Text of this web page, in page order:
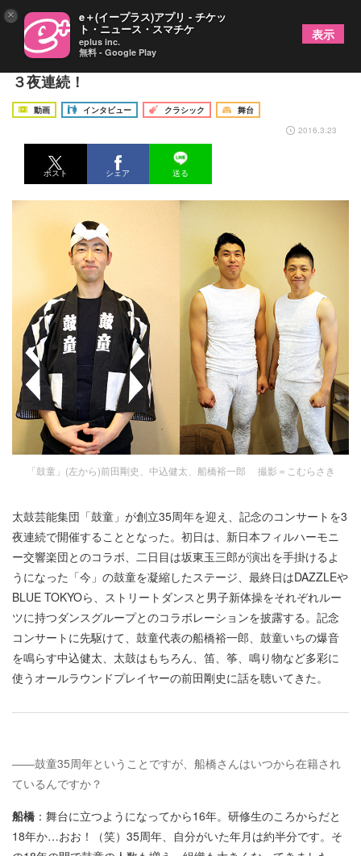
35年間の想いを込めて…鼓童創立記念コンサートは
３夜連続！
動画 インタビュー クラシック
舞台
2016.3.23
ポスト シェア 送る
「鼓童」(左から)前田剛史、中込健太、船橋裕一郎 撮影＝こむらさき
太鼓芸能集団「鼓童」が創立35周年を迎え、記念のコンサートを3
夜連続で開催することとなった。初日は、新日本フィルハーモニ
ー交響楽団とのコラボ、二日目は坂東玉三郎が演出を手掛けるよ
うになった「今」の鼓童を凝縮したステージ、最終日はDAZZLEや
BLUE TOKYOら、ストリートダンスと男子新体操をそれぞれルー
ツに持つダンスグループとのコラボレーションを披露する。記念
コンサートに先駆けて、鼓童代表の船橋裕一郎、鼓童いちの爆音
を鳴らす中込健太、太鼓はもちろん、笛、筝、鳴り物など多彩に
使うオールラウンドプレイヤーの前田剛史に話を聴いてきた。
――鼓童35周年ということですが、船橋さんはいつから在籍され
ているんですか？
船橋 ：舞台に立つようになってから16年。研修生のころからだと
18年か…おお！（笑）35周年、自分がいた年月は約半分です。そ
× e＋(イープラス)アプリ - チケッ
ト・ニュース・スマチケ
eplus inc.
無料 - Google Play
表示